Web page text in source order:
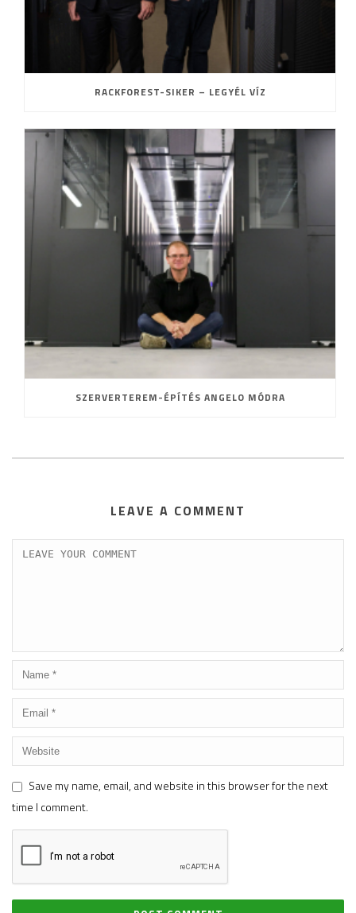
RACKFOREST-SIKER – LEGYÉL VÍZ
SZERVERTEREM-ÉPÍTÉS ANGELO MÓDRA
LEAVE A COMMENT
Save my name, email, and website in this browser for the next
time I comment.